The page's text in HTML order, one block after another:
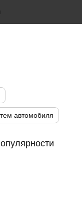
автомобиля